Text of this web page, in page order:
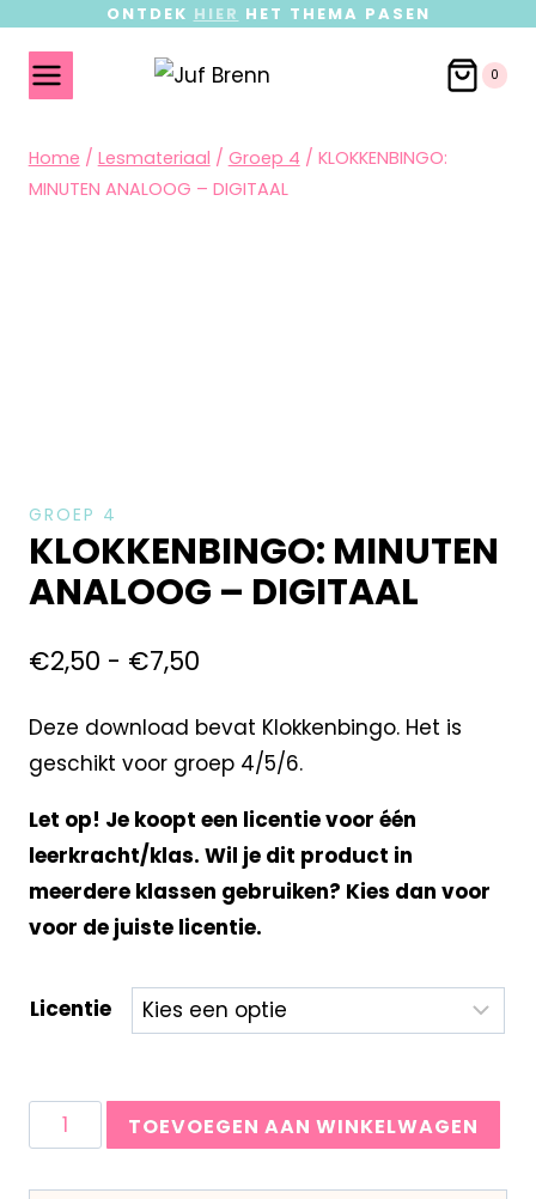
ONTDEK HIER HET THEMA PASEN
0
Home / Lesmateriaal / Groep 4 / KLOKKENBINGO:
MINUTEN ANALOOG – DIGITAAL
GROEP 4
KLOKKENBINGO: MINUTEN
ANALOOG – DIGITAAL
€2,50 - €7,50
Deze download bevat Klokkenbingo. Het is
geschikt voor groep 4/5/6.
Let op! Je koopt een licentie voor één
leerkracht/klas. Wil je dit product in
meerdere klassen gebruiken? Kies dan voor
voor de juiste licentie.
Licentie
TOEVOEGEN AAN WINKELWAGEN